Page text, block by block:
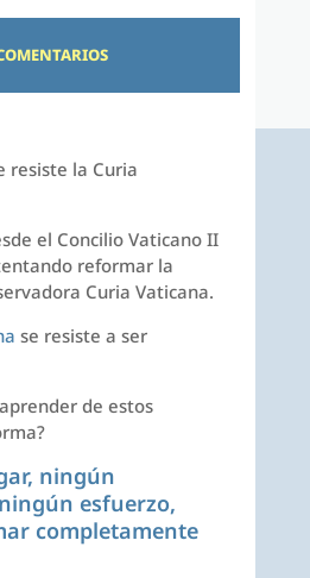
resiste la Curia
el Concilio Vaticano II
reformar la
Curia Vaticana.
se resiste a ser
de estos
ningún
esfuerzo,
completamente